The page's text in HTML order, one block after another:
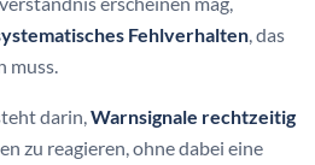
Fehlverhalten, das
muss.
darin,Warnsignale rechtzeitig
zu reagieren, ohne dabei eine